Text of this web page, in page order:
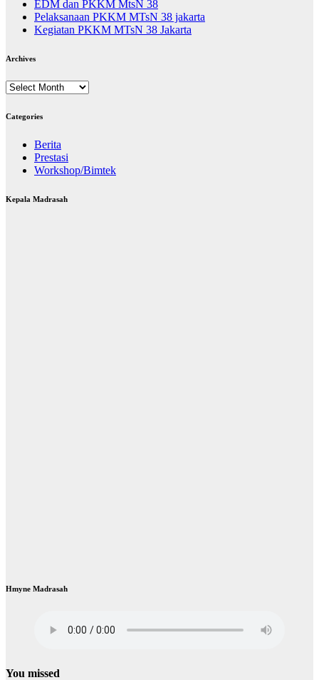
EDM dan PKKM MtsN 38
Pelaksanaan PKKM MTsN 38 jakarta
Kegiatan PKKM MTsN 38 Jakarta
Archives
Archives
Categories
Berita
Prestasi
Workshop/Bimtek
Kepala Madrasah
Hmyne Madrasah
You missed